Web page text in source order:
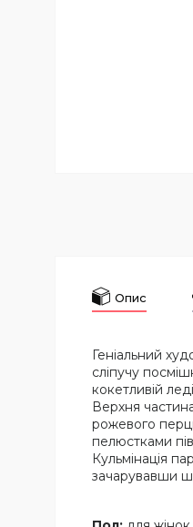
Опис
Геніальний
сліпучу
кокетливій
Верхня
рожевого
пелюстками
Кульмінація
зачарувавши